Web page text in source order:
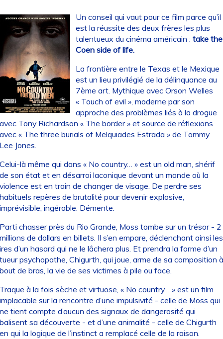
Un conseil qui vaut pour ce film parce qu’il
est la réussite des deux frères les plus
talentueux du cinéma américain :take the
Coen side of life.
La frontière entre le Texas et le Mexique
est un lieu privilégié de la délinquance au
7ème art. Mythique avec Orson Welles
« Touch of evil », moderne par son
approche des problèmes liés à la drogue
Tony Richardson « The border » et source de réflexions
« The three burials of Melquiades Estrada » de Tommy
Jones.
là même qui dans « No country… » est un old man, shérif
son état et en désarroi laconique devant un monde où la
est en train de changer de visage. De perdre ses
repères de brutalité pour devenir explosive,
ingérable. Démente.
chasser près du Rio Grande, Moss tombe sur un trésor - 2
de dollars en billets. Il s’en empare, déclenchant ainsi les
d’un hasard qui ne le lâchera plus. Et prendra la forme d’un
psychopathe, Chigurth, qui joue, arme de sa composition à
de bras, la vie de ses victimes à pile ou face.
à la fois sèche et virtuose, « No country… » est un film
sur la rencontre d’une impulsivité - celle de Moss qui
tient compte d’aucun des signaux de dangerosité qui
sa découverte - et d’une animalité - celle de Chigurth
qui la logique de l’instinct a remplacé celle de la raison.